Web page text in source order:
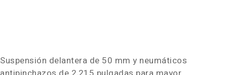
Suspensión delantera de 50 mm y neumáticos